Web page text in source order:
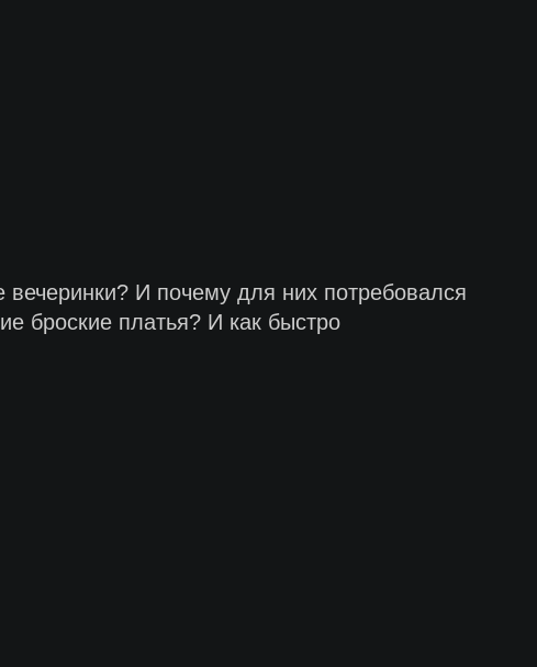
И почему для них потребовался
броские платья? И как быстро